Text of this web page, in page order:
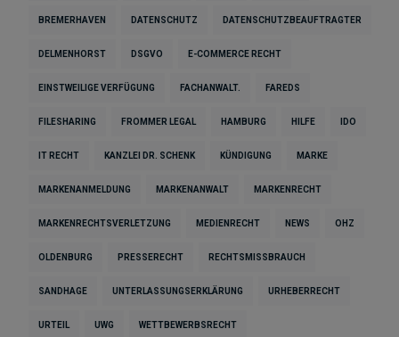
BREMERHAVEN DATENSCHUTZ DATENSCHUTZBEAUFTRAGTER
DELMENHORST DSGVO E-COMMERCE RECHT
EINSTWEILIGE VERFÜGUNG FACHANWALT. FAREDS
FILESHARING FROMMER LEGAL HAMBURG HILFE IDO
IT RECHT KANZLEI DR. SCHENK KÜNDIGUNG MARKE
MARKENANMELDUNG MARKENANWALT MARKENRECHT
MARKENRECHTSVERLETZUNG MEDIENRECHT NEWS OHZ
OLDENBURG PRESSERECHT RECHTSMISSBRAUCH
SANDHAGE UNTERLASSUNGSERKLÄRUNG URHEBERRECHT
URTEIL UWG WETTBEWERBSRECHT